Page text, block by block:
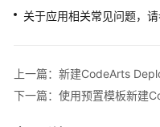
关于应用相关常见问题，
上一篇：新建CodeArts
下一篇：使用预置模板新建